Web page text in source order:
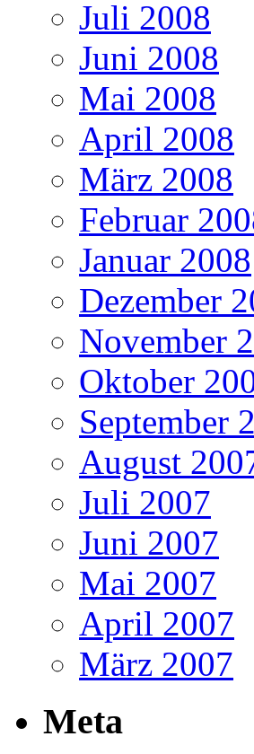
Juli 2008
Juni 2008
Mai 2008
April 2008
März 2008
Februar
Januar 2008
Dezember
November
Oktober
September
August
Juli 2007
Juni 2007
Mai 2007
April 2007
März 2007
Meta